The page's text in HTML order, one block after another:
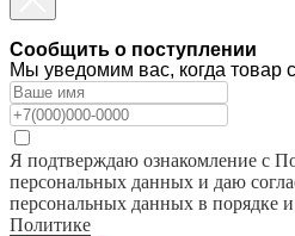
Сообщить о поступлении
Мы уведомим вас, когда товар
Я подтверждаю ознакомление с
персональных данных и даю
персональных данных в порядке
Политике